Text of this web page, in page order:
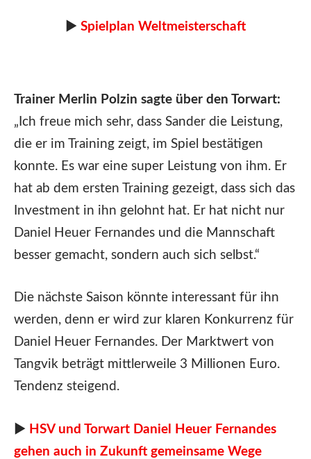
► Spielplan Weltmeisterschaft
Trainer Merlin Polzin sagte über den Torwart:
„Ich freue mich sehr, dass Sander die Leistung,
die er im Training zeigt, im Spiel bestätigen
konnte. Es war eine super Leistung von ihm. Er
hat ab dem ersten Training gezeigt, dass sich das
Investment in ihn gelohnt hat. Er hat nicht nur
Daniel Heuer Fernandes und die Mannschaft
besser gemacht, sondern auch sich selbst.“
Die nächste Saison könnte interessant für ihn
werden, denn er wird zur klaren Konkurrenz für
Daniel Heuer Fernandes. Der Marktwert von
Tangvik beträgt mittlerweile 3 Millionen Euro.
Tendenz steigend.
► HSV und Torwart Daniel Heuer Fernandes
gehen auch in Zukunft gemeinsame Wege